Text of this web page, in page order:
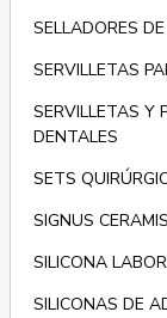
SELLADORES
SERVILLETAS
SERVILLETAS Y
DENTALES
SETS
SIGNUS CERAMIS
SILICONA
SILICONAS DE